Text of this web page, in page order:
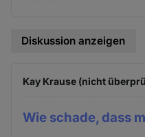
Diskussion anzeigen
Kay Krause (nicht
Wie schade, dass